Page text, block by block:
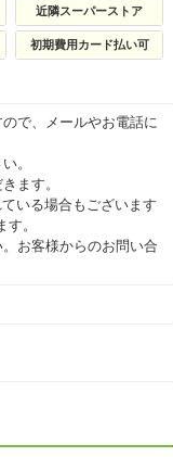
近隣スーパーストア
初期費用カード払い可
で、メールやお電話に
。
ます。
いる場合もございます
。
お客様からのお問い合